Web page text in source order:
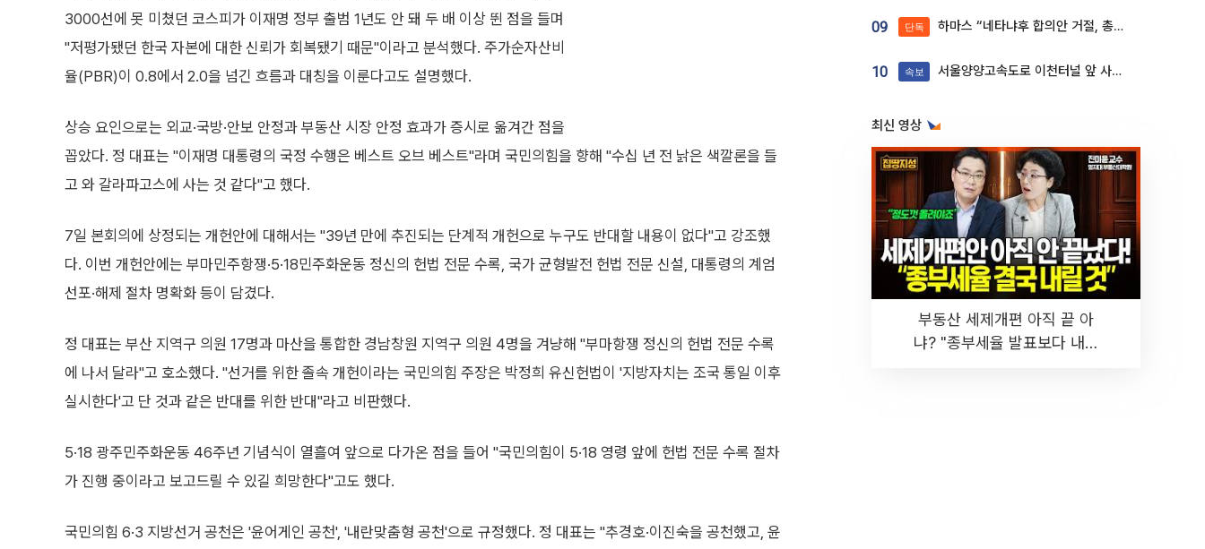
3000선에 못 미쳤던 코스피가 이재명 정부 출범 1년도 안 돼 두 배 이상 뛴 점을 들며
"저평가됐던 한국 자본에 대한 신뢰가 회복됐기 때문"이라고 분석했다. 주가순자산비
율(PBR)이 0.8에서 2.0을 넘긴 흐름과 대칭을 이룬다고도 설명했다.
상승 요인으로는 외교·국방·안보 안정과 부동산 시장 안정 효과가 증시로 옮겨간 점을
꼽았다. 정 대표는 "이재명 대통령의 국정 수행은 베스트 오브 베스트"라며 국민의힘을 향해 "수십 년 전 낡은 색깔론을 들
고 와 갈라파고스에 사는 것 같다"고 했다.
7일 본회의에 상정되는 개헌안에 대해서는 "39년 만에 추진되는 단계적 개헌으로 누구도 반대할 내용이 없다"고 강조했
다. 이번 개헌안에는 부마민주항쟁·5·18민주화운동 정신의 헌법 전문 수록, 국가 균형발전 헌법 전문 신설, 대통령의 계엄
선포·해제 절차 명확화 등이 담겼다.
정 대표는 부산 지역구 의원 17명과 마산을 통합한 경남창원 지역구 의원 4명을 겨냥해 "부마항쟁 정신의 헌법 전문 수록
에 나서 달라"고 호소했다. "선거를 위한 졸속 개헌이라는 국민의힘 주장은 박정희 유신헌법이 '지방자치는 조국 통일 이후
실시한다'고 단 것과 같은 반대를 위한 반대"라고 비판했다.
5·18 광주민주화운동 46주년 기념식이 열흘여 앞으로 다가온 점을 들어 "국민의힘이 5·18 영령 앞에 헌법 전문 수록 절차
가 진행 중이라고 보고드릴 수 있길 희망한다"고도 했다.
국민의힘 6·3 지방선거 공천은 '윤어게인 공천', '내란맞춤형 공천'으로 규정했다. 정 대표는 "추경호·이진숙을 공천했고, 윤
09 단독 하마스 “네타냐후 합의안 거절, 총선 앞두고 시간 끌기”
10 속보 서울양양고속도로 이천터널 앞 사고 발생
최신 영상
부동산 세제개편 아직 끝 아
냐? "종부세율 발표보다 내릴